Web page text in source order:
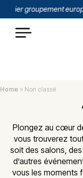
groupement
Home » Non classé
Plongez au cœur
vous trouverez
soit des salons,
d’autres
vous les moments